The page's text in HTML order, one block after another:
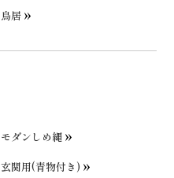
鳥居
モダンしめ縄
玄関用(青物付き)